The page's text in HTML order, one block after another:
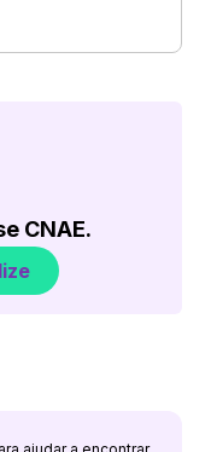
CNAE.